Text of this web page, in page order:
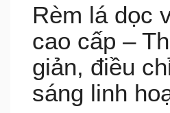
Rèm lá dọc
cao cấp –
giản, điều
sáng linh